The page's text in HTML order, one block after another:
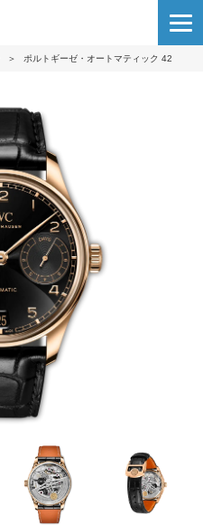
＞ ポルトギーゼ・オートマティック 42